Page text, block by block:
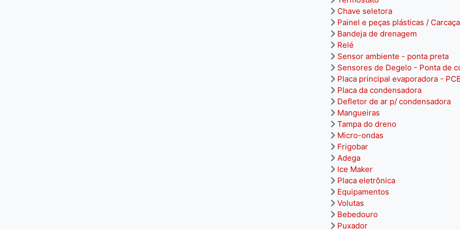
Chave seletora
Painel e peças plásticas / Carcaça
Bandeja de drenagem
Relé
Sensor ambiente - ponta preta
Sensores de Degelo - Ponta de
Placa principal evaporadora -
Placa da condensadora
Defletor de ar p/ condensadora
Mangueiras
Tampa do dreno
Micro-ondas
Frigobar
Adega
Ice Maker
Placa eletrônica
Equipamentos
Volutas
Bebedouro
Puxador